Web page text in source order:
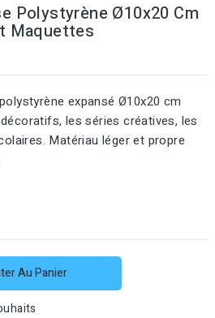
Polystyrène Ø10x20 Cm
Maquettes
expansé Ø10x20 cm
les séries créatives, les
Matériau léger et propre
Au Panier